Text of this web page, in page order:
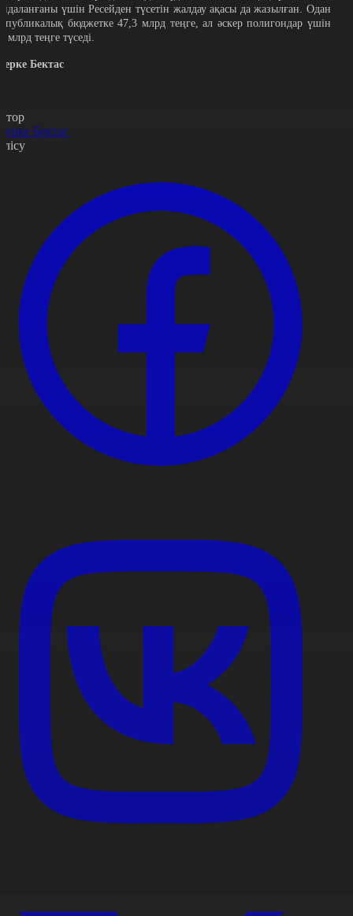
үшін Ресейден түсетін жалдау ақасы да жазылған. Одан
бюджетке 47,3 млрд теңге, ал әскер полигондар үшін
млрд теңге түседі.
Бектас
Бектас